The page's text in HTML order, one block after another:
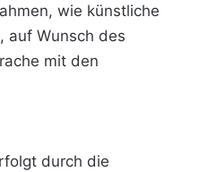
wie künstliche
auf Wunsch des
mit den
durch die